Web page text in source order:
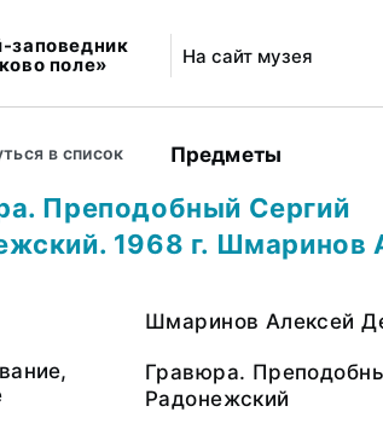
заповедник
поле»
На сайт музея
в список Предметы
Преподобный Сергий
1968 г. Шмаринов
Шмаринов Алексей
Гравюра.
Радонежский